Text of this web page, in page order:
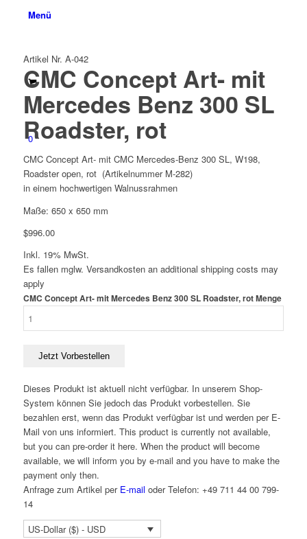
Menü
0
Artikel Nr. A-042
CMC Concept Art- mit
Mercedes Benz 300 SL
Roadster, rot
CMC Concept Art- mit CMC Mercedes-Benz 300 SL, W198,
Roadster open, rot (Artikelnummer M-282)
in einem hochwertigen Walnussrahmen
Maße: 650 x 650 mm
$996.00
Inkl. 19% MwSt.
Es fallen mglw. Versand­kosten an additional shipping costs may
apply
CMC Concept Art- mit Mercedes Benz 300 SL Roadster, rot Menge
Jetzt Vorbestellen
Dieses Produkt ist aktuell nicht verfügbar. In unserem Shop-
System können Sie jedoch das Produkt vorbestellen. Sie
bezahlen erst, wenn das Produkt verfügbar ist und werden per E-
Mail von uns informiert. This product is currently not available,
but you can pre-order it here. When the product will become
available, we will inform you by e-mail and you have to make the
payment only then.
Anfrage zum Artikel per E-mail oder Telefon: +49 711 44 00 799-
14
US-Dollar ($) - USD